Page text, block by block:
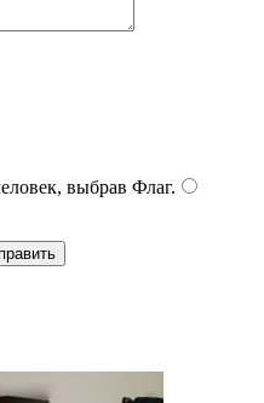
выбрав Флаг.